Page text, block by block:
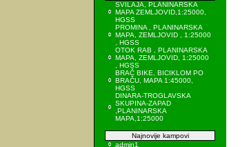
SVILAJA, PLANINARSKA
MAPA ZEMLJOVID,1:25000,
HGSS
PROMINA , PLANINARSKA
MAPA, ZEMLJOVID , 1:25000
, HGSS
OTOK RAB , PLANINARSKA
MAPA, ZEMLJOVID, 1:25000
, HGSS
BRAČ BIKE, BICIKLOM PO
BRAČU, MAPA 1:45000,
HGSS
DINARA-TROGLAVSKA
SKUPINA-ZAPAD
,PLANINARSKA
MAPA,1:25000
Najnovije kampovi
admin1